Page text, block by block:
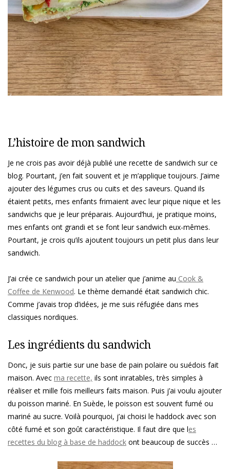
L’histoire de mon sandwich
Je ne crois pas avoir déjà publié une recette de sandwich sur ce
blog. Pourtant, j’en fait souvent et je m’applique toujours. J’aime
ajouter des légumes crus ou cuits et des saveurs. Quand ils
étaient petits, mes enfants frimaient avec leur pique nique et les
sandwichs que je leur préparais. Aujourd’hui, je pratique moins,
mes enfants ont grandi et se font leur sandwich eux-mêmes.
Pourtant, je crois qu’ils ajoutent toujours un petit plus dans leur
sandwich.
J’ai crée ce sandwich pour un atelier que j’anime au Cook &
Coffee de Kenwood. Le thème demandé était sandwich chic.
Comme j’avais trop d’idées, je me suis réfugiée dans mes
classiques nordiques.
Les ingrédients du sandwich
Donc, je suis partie sur une base de pain polaire ou suédois fait
maison. Avec ma recette, ils sont inratables, très simples à
réaliser et mille fois meilleurs faits maison. Puis j’ai voulu ajouter
du poisson mariné. En Suède, le poisson est souvent fumé ou
mariné au sucre. Voilà pourquoi, j’ai choisi le haddock avec son
côté fumé et son goût caractéristique. Il faut dire que les
recettes du blog à base de haddock ont beaucoup de succès …